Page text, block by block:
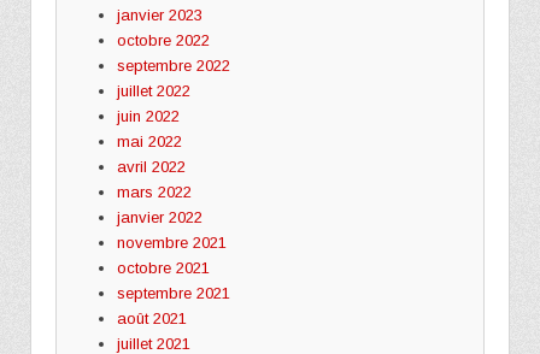
janvier 2023
octobre 2022
septembre 2022
juillet 2022
juin 2022
mai 2022
avril 2022
mars 2022
janvier 2022
novembre 2021
octobre 2021
septembre 2021
août 2021
juillet 2021